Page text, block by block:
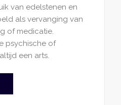
van edelstenen en
als vervanging van
of medicatie.
psychische of
een arts.